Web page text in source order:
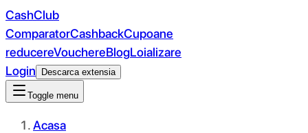
CashClub
ComparatorCashbackCupoane
reducereVouchereBlogLoializare
Login
Descarca extensia
Toggle menu
Acasa